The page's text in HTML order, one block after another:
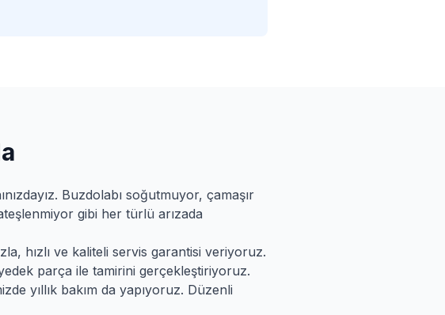
Buzdolabı soğutmuyor, çamaşır
gibi her türlü arızada
hızlı ve kaliteli servis garantisi veriyoruz.
parça ile tamirini gerçekleştiriyoruz.
yıllık bakım da yapıyoruz. Düzenli